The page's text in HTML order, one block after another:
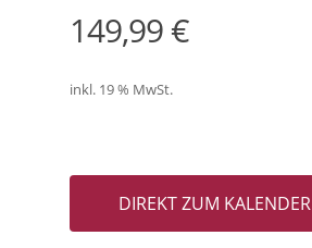
149,99€
inkl. 19 % MwSt.
DIREKT ZUM KALENDER